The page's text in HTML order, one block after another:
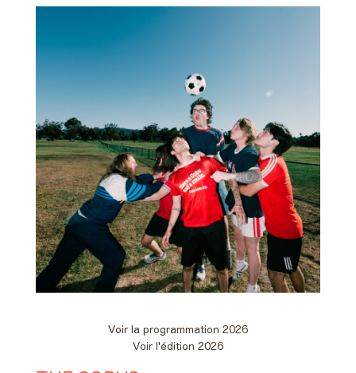
Voir la programmation 2026
Voir l'édition 2026